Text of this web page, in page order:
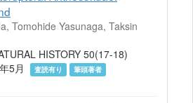
Tomohide Yasunaga, Taksin
HISTORY 50(17-18)
5月
査読有り
筆頭著者